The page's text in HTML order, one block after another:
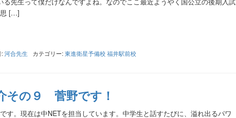
思 […]
:河合先生 カテゴリー:東進衛星予備校 福井駅前校
その９ 菅野です！
す。現在は中NETを担当しています。中学生と話すたびに、溢れ出るパワ